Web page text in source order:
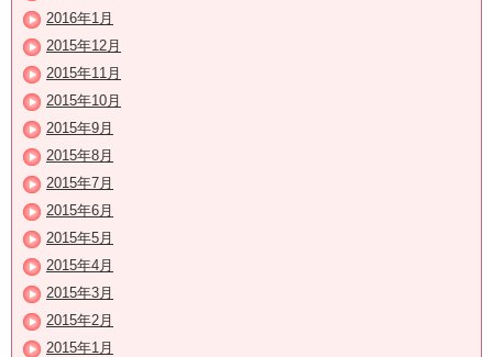
2016年1月
2015年12月
2015年11月
2015年10月
2015年9月
2015年8月
2015年7月
2015年6月
2015年5月
2015年4月
2015年3月
2015年2月
2015年1月